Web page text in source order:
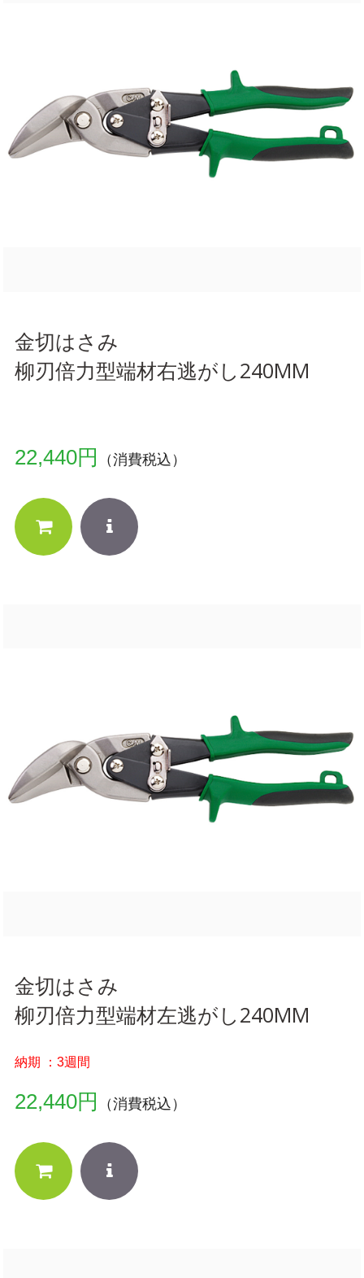
金切はさみ
柳刃倍力型端材右逃がし240MM
22,440円 （消費税込）
金切はさみ
柳刃倍力型端材左逃がし240MM
納期 ：3週間
22,440円 （消費税込）